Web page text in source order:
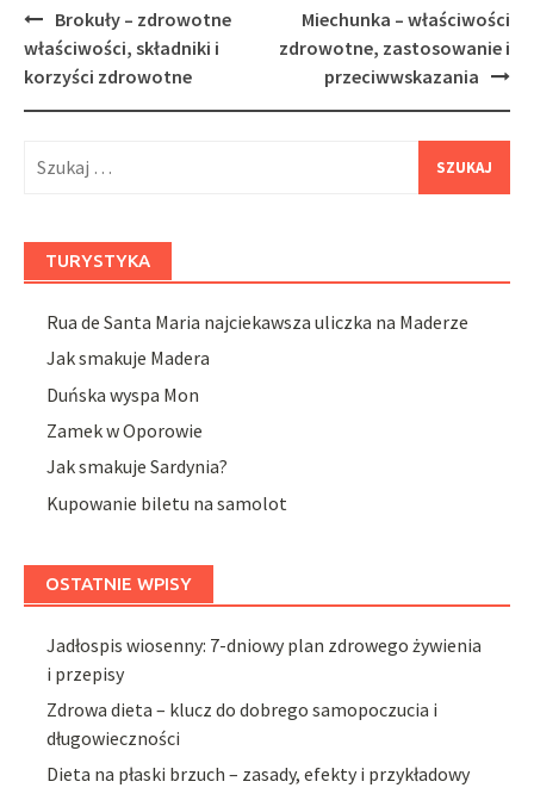
Post
navigation
Brokuły – zdrowotne
właściwości, składniki i
korzyści zdrowotne
Miechunka – właściwości
zdrowotne, zastosowanie i
przeciwwskazania
TURYSTYKA
Rua de Santa Maria najciekawsza uliczka na Maderze
Jak smakuje Madera
Duńska wyspa Mon
Zamek w Oporowie
Jak smakuje Sardynia?
Kupowanie biletu na samolot
OSTATNIE WPISY
Jadłospis wiosenny: 7-dniowy plan zdrowego żywienia
i przepisy
Zdrowa dieta – klucz do dobrego samopoczucia i
długowieczności
Dieta na płaski brzuch – zasady, efekty i przykładowy